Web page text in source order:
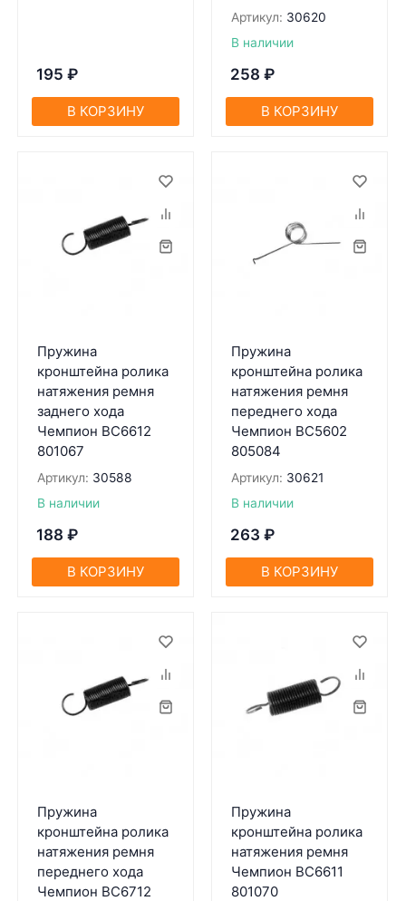
195 ₽
В КОРЗИНУ
Артикул: 30620
В наличии
258 ₽
В КОРЗИНУ
Пружина
кронштейна ролика
натяжения ремня
заднего хода
Чемпион BC6612
801067
Артикул: 30588
В наличии
188 ₽
В КОРЗИНУ
Пружина
кронштейна ролика
натяжения ремня
переднего хода
Чемпион BC5602
805084
Артикул: 30621
В наличии
263 ₽
В КОРЗИНУ
Пружина
кронштейна ролика
натяжения ремня
переднего хода
Чемпион BC6712
Пружина
кронштейна ролика
натяжения ремня
Чемпион BC6611
801070